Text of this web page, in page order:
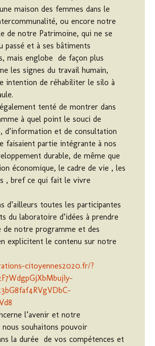
maison des femmes dans le
ou encore notre
de notre Patrimoine, qui ne se
passé et à ses bâtiments
mais englobe de façon plus
les signes du travail humain,
intention de réhabiliter le silo à
tenté de montrer dans
à quel point le souci de
d’information et de consultation
faisaient partie intégrante à nos
durable, de même que
économique, le cadre de vie , les
, bref ce qui fait le vivre
d’ailleurs toutes les participantes
du laboratoire d’idées à prendre
de notre programme et des
explicitent le contenu sur notre
citoyennes2020.fr/?
l’avenir et notre
souhaitons pouvoir
la durée de vos compétences et